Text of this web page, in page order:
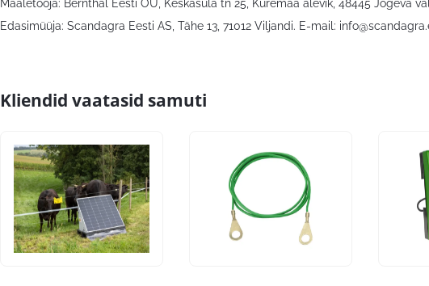
Maaletooja: Bernthal Eesti OÜ, Keskasula tn 25, Kuremaa alevik, 48445 Jõgeva
Edasimüüja: Scandagra Eesti AS, Tähe 13, 71012 Viljandi. E-mail:
Kliendid vaatasid samuti